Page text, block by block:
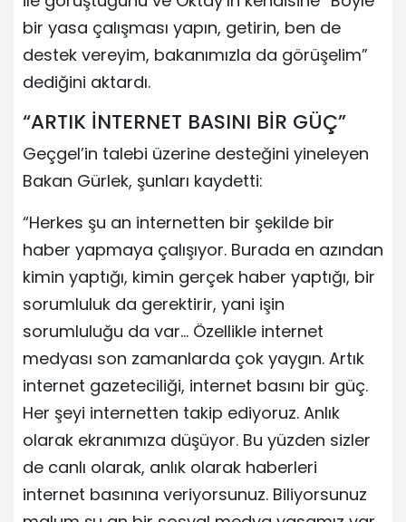
bir yasa çalışması yapın, getirin, ben de
destek vereyim, bakanımızla da görüşelim”
dediğini aktardı.
“ARTIK İNTERNET BASINI BİR GÜÇ”
Geçgel’in talebi üzerine desteğini yineleyen
Bakan Gürlek, şunları kaydetti:
“Herkes şu an internetten bir şekilde bir
haber yapmaya çalışıyor. Burada en azından
kimin yaptığı, kimin gerçek haber yaptığı, bir
sorumluluk da gerektirir, yani işin
sorumluluğu da var… Özellikle internet
medyası son zamanlarda çok yaygın. Artık
internet gazeteciliği, internet basını bir güç.
Her şeyi internetten takip ediyoruz. Anlık
olarak ekranımıza düşüyor. Bu yüzden sizler
de canlı olarak, anlık olarak haberleri
internet basınına veriyorsunuz. Biliyorsunuz